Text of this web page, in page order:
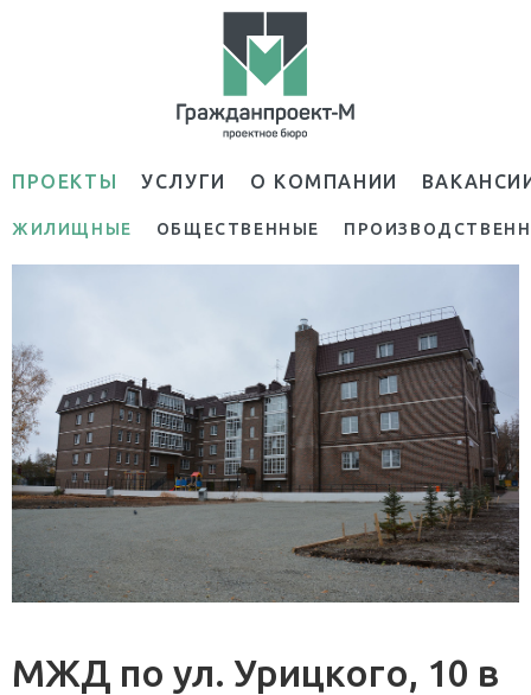
ПРОЕКТЫ УСЛУГИ О КОМПАНИИ
ЖИЛИЩНЫЕ ОБЩЕСТВЕННЫЕ
МЖД по ул. Урицкого, 10 в